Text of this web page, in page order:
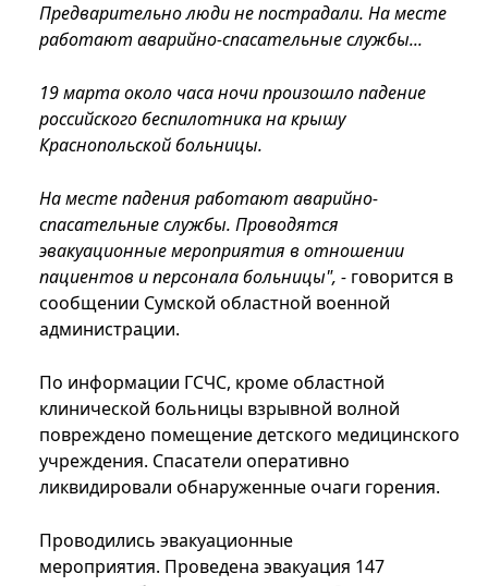
Предварительно люди не пострадали. На месте
работают аварийно-спасательные службы...
19 марта около часа ночи произошло падение
российского беспилотника на крышу
Краснопольской больницы.
На месте падения работают аварийно-
спасательные службы. Проводятся
эвакуационные мероприятия в отношении
пациентов и персонала больницы", - говорится в
сообщении Сумской областной военной
администрации.
По информации ГСЧС, кроме областной
клинической больницы взрывной волной
повреждено помещение детского медицинского
учреждения. Спасатели оперативно
ликвидировали обнаруженные очаги горения.
Проводились эвакуационные
мероприятия. Проведена эвакуация 147